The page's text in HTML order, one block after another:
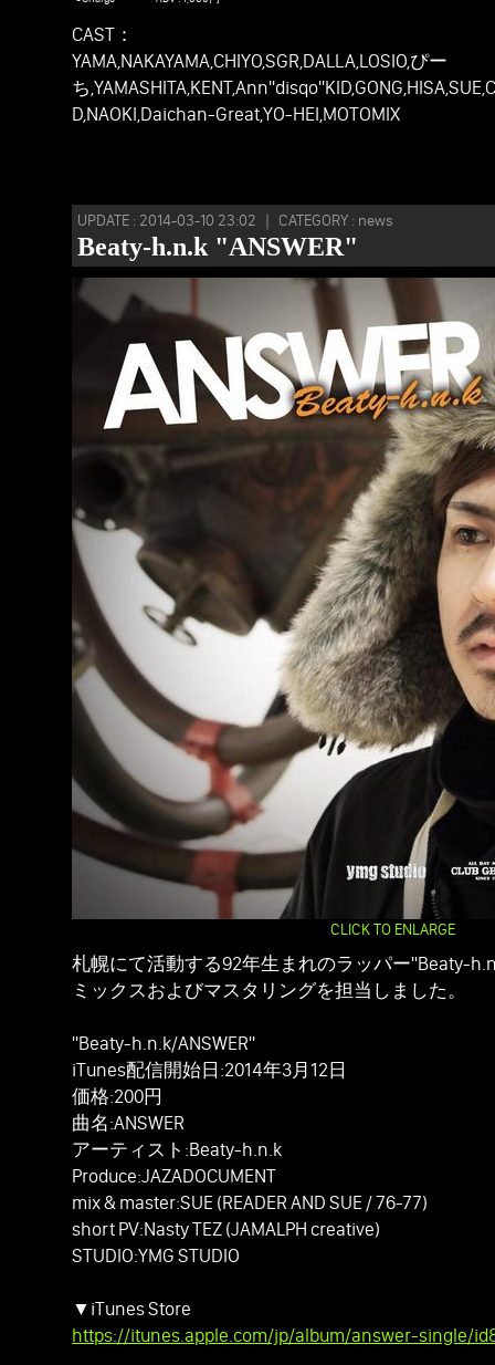
CAST：
YAMA,NAKAYAMA,CHIYO,SGR,DALLA,LOSIO,ぴー
ち
D,NAOKI,Daichan-Great,YO-HEI,MOTOMIX
UPDATE : 2014-03-10 23:02 ｜ CATEGORY : news
Beaty-h.n.k "ANSWER"
CLICK TO ENLARGE
札幌にて活動する92年生まれのラッパー"Beaty-
ミックスおよびマスタリングを担当しました。
"Beaty-h.n.k/ANSWER"
iTunes配信開始日:2014年3月12日
価格:200円
曲名:ANSWER
アーティスト:Beaty-h.n.k
Produce:JAZADOCUMENT
mix & master:SUE (READER AND SUE / 76-77)
short PV:Nasty TEZ (JAMALPH creative)
STUDIO:YMG STUDIO
▼iTunes Store
https://itunes.apple.com/jp/album/answer-single/